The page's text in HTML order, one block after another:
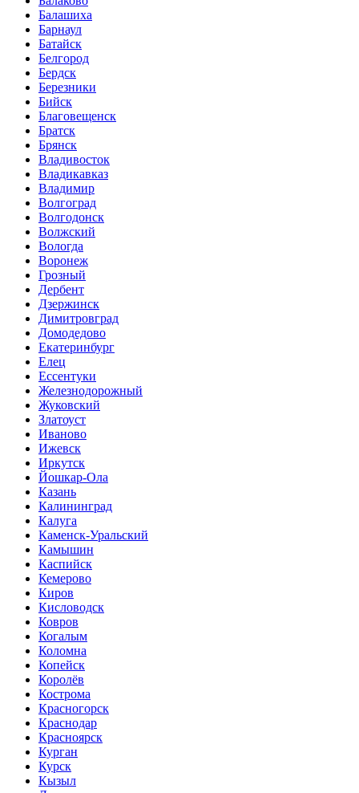
Балашиха
Барнаул
Батайск
Белгород
Бердск
Березники
Бийск
Благовещенск
Братск
Брянск
Владивосток
Владикавказ
Владимир
Волгоград
Волгодонск
Волжский
Вологда
Воронеж
Грозный
Дербент
Дзержинск
Димитровград
Домодедово
Екатеринбург
Елец
Ессентуки
Железнодорожный
Жуковский
Златоуст
Иваново
Ижевск
Иркутск
Йошкар-Ола
Казань
Калининград
Калуга
Каменск-Уральский
Камышин
Каспийск
Кемерово
Киров
Кисловодск
Ковров
Когалым
Коломна
Копейск
Королёв
Кострома
Красногорск
Краснодар
Красноярск
Курган
Курск
Кызыл